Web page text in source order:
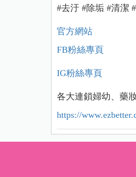
#去汙 #除垢 #清潔
官方網站
FB粉絲專頁
IG粉絲專頁
各大連鎖婦幼、藥
https://